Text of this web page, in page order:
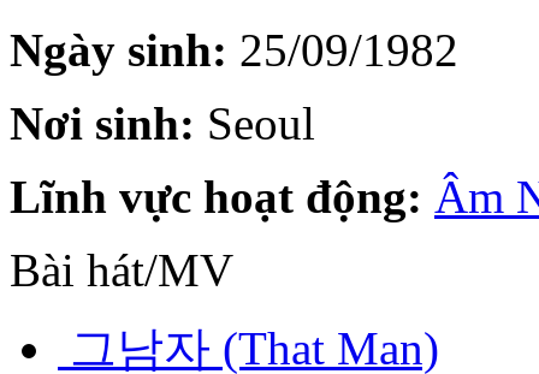
Ngày sinh: 25/09/1982
Nơi sinh: Seoul
Lĩnh vực hoạt động: Âm
Bài hát/MV
그남자 (That Man)